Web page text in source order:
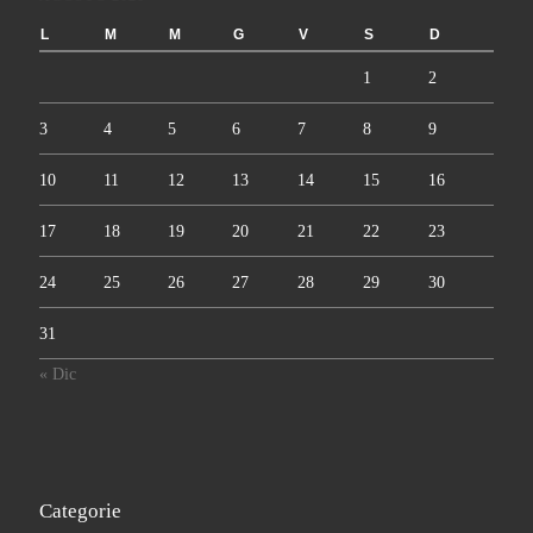
L M M G V S D
1 2
3 4 5 6 7 8 9
10 11 12 13 14 15 16
17 18 19 20 21 22 23
24 25 26 27 28 29 30
31
« Dic
Categorie